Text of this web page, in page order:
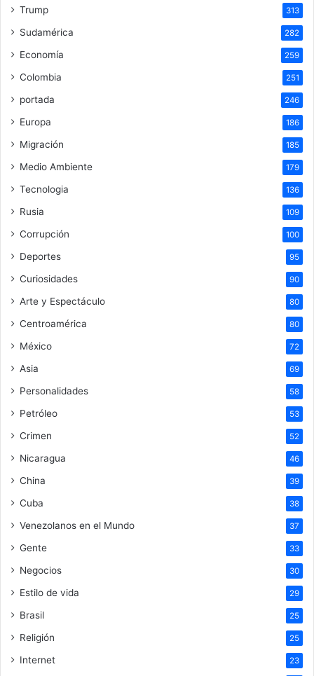
Trump 313
Sudamérica 282
Economía 259
Colombia 251
portada 246
Europa 186
Migración 185
Medio Ambiente 179
Tecnologia 136
Rusia 109
Corrupción 100
Deportes 95
Curiosidades 90
Arte y Espectáculo 80
Centroamérica 80
México 72
Asia 69
Personalidades 58
Petróleo 53
Crimen 52
Nicaragua 46
China 39
Cuba 38
Venezolanos en el Mundo 37
Gente 33
Negocios 30
Estilo de vida 29
Brasil 25
Religión 25
Internet 23